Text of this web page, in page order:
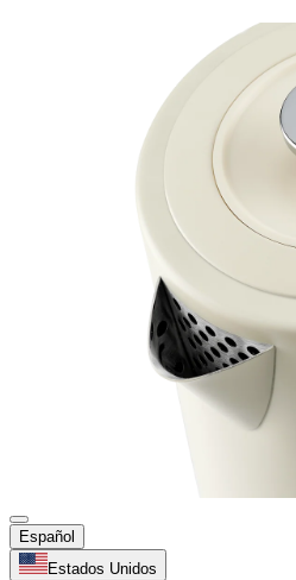
Español
Estados Unidos